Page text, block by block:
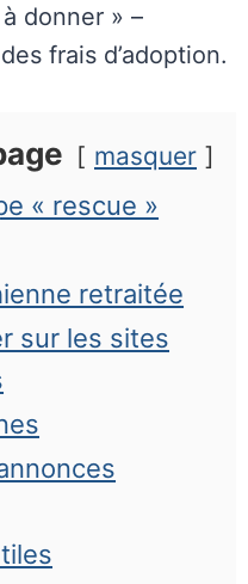
donner » –
frais d’adoption.
masquer
« rescue »
retraitée
sur les sites